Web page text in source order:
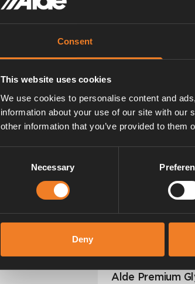
Consent
This website uses cookies
We use cookies to personalise content and
information about your use of our site with our
other information that you’ve provided to
Necessary
Deny
Alde Compact
Installation av
Alde AquaClear
Alde Premium
Alde Premium